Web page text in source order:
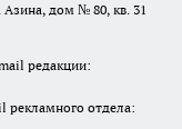
Азина, дом № 80, кв. 31
редакции:
рекламного отдела: